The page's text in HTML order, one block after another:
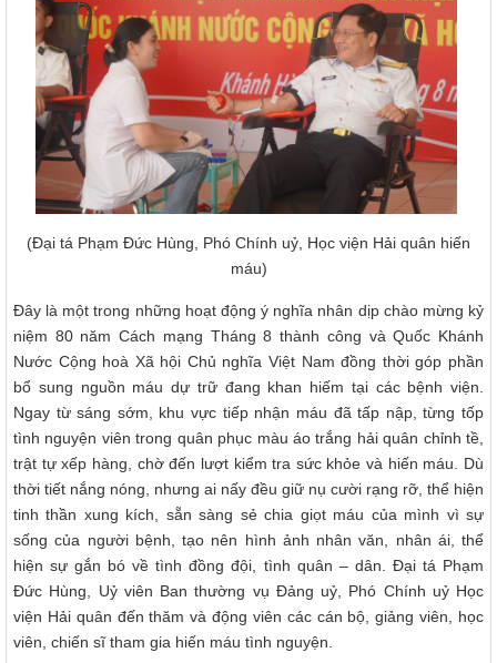
(Đại tá Phạm Đức Hùng, Phó Chính uỷ, Học viện Hải quân hiến
máu)
Đây là một trong những hoạt động ý nghĩa nhân dịp chào mừng kỷ
niệm 80 năm Cách mạng Tháng 8 thành công và Quốc Khánh
Nước Cộng hoà Xã hội Chủ nghĩa Việt Nam đồng thời góp phần
bổ sung nguồn máu dự trữ đang khan hiếm tại các bệnh viện.
Ngay từ sáng sớm, khu vực tiếp nhận máu đã tấp nập, từng tốp
tình nguyện viên trong quân phục màu áo trắng hải quân chỉnh tề,
trật tự xếp hàng, chờ đến lượt kiểm tra sức khỏe và hiến máu. Dù
thời tiết nắng nóng, nhưng ai nấy đều giữ nụ cười rạng rỡ, thể hiện
tinh thần xung kích, sẵn sàng sẻ chia giọt máu của mình vì sự
sống của người bệnh, tạo nên hình ảnh nhân văn, nhân ái, thể
hiện sự gắn bó về tình đồng đội, tình quân – dân. Đại tá Phạm
Đức Hùng, Uỷ viên Ban thường vụ Đảng uỷ, Phó Chính uỷ Học
viện Hải quân đến thăm và động viên các cán bộ, giảng viên, học
viên, chiến sĩ tham gia hiến máu tình nguyện.